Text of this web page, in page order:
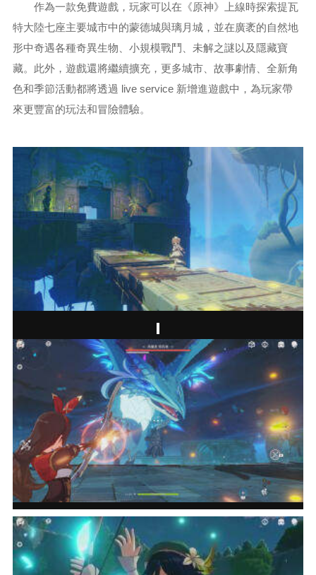
作為一款免費遊戲，玩家可以在《原神》上線時探索提瓦
特大陸七座主要城市中的蒙德城與璃月城，並在廣袤的自然地
形中奇遇各種奇異生物、小規模戰鬥、未解之謎以及隱藏寶
藏。此外，遊戲還將繼續擴充，更多城市、故事劇情、全新角
色和季節活動都將透過 live service 新增進遊戲中，為玩家帶
來更豐富的玩法和冒險體驗。